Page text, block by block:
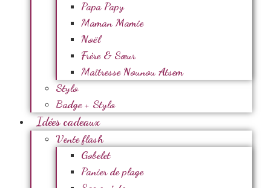
Papa Papy
Maman Mamie
Noël
Frère & Sœur
Maîtresse Nounou Atsem
Stylo
Badge + Stylo
Idées cadeaux
Vente flash
Gobelet
Panier de plage